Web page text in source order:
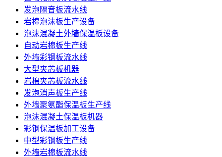
发泡隔音板流水线
岩棉泡沫板生产设备
泡沫混凝土外墙保温板设备
自动岩棉板生产线
外墙彩钢板流水线
大型夹芯板机器
岩棉夹芯板流水线
发泡消声板生产线
外墙聚氨酯保温板生产线
泡沫混凝土保温板机器
彩钢保温板加工设备
中型彩钢板生产线
外墙岩棉板流水线